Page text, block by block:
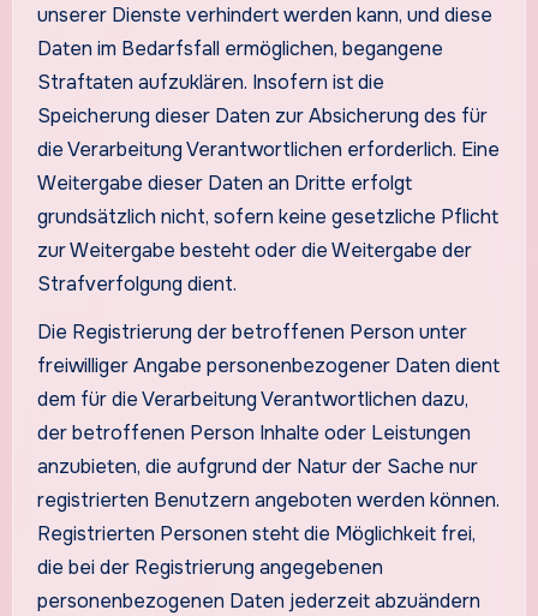
unserer Dienste verhindert werden kann, und diese
Daten im Bedarfsfall ermöglichen, begangene
Straftaten aufzuklären. Insofern ist die
Speicherung dieser Daten zur Absicherung des für
die Verarbeitung Verantwortlichen erforderlich. Eine
Weitergabe dieser Daten an Dritte erfolgt
grundsätzlich nicht, sofern keine gesetzliche Pflicht
zur Weitergabe besteht oder die Weitergabe der
Strafverfolgung dient.
Die Registrierung der betroffenen Person unter
freiwilliger Angabe personenbezogener Daten dient
dem für die Verarbeitung Verantwortlichen dazu,
der betroffenen Person Inhalte oder Leistungen
anzubieten, die aufgrund der Natur der Sache nur
registrierten Benutzern angeboten werden können.
Registrierten Personen steht die Möglichkeit frei,
die bei der Registrierung angegebenen
personenbezogenen Daten jederzeit abzuändern